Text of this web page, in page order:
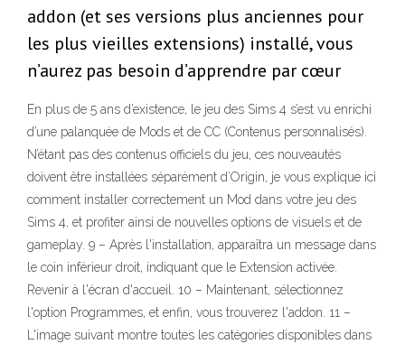
addon (et ses versions plus anciennes pour
les plus vieilles extensions) installé, vous
n’aurez pas besoin d’apprendre par cœur
En plus de 5 ans d’existence, le jeu des Sims 4 s’est vu enrichi
d’une palanquée de Mods et de CC (Contenus personnalisés).
N’étant pas des contenus officiels du jeu, ces nouveautés
doivent être installées séparément d’Origin, je vous explique ici
comment installer correctement un Mod dans votre jeu des
Sims 4, et profiter ainsi de nouvelles options de visuels et de
gameplay. 9 – Après l'installation, apparaîtra un message dans
le coin inférieur droit, indiquant que le Extension activée.
Revenir à l'écran d'accueil. 10 – Maintenant, sélectionnez
l'option Programmes, et enfin, vous trouverez l'addon. 11 –
L'image suivant montre toutes les catégories disponibles dans